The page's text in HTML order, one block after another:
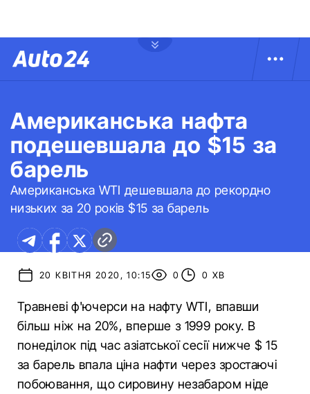
Американська нафта
подешевшала до $15 за
барель
Американська WTI дешевшала до рекордно
низьких за 20 років $15 за барель
20 КВІТНЯ 2020, 10:15 0 0 ХВ
Травневі ф'ючерси на нафту WTI, впавши
більш ніж на 20%, вперше з 1999 року. В
понеділок під час азіатської сесії нижче $ 15
за барель впала ціна нафти через зростаючі
побоювання, що сировину незабаром ніде